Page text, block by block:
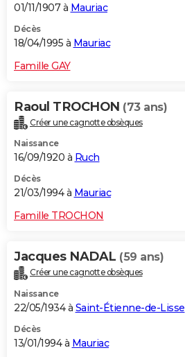
01/11/1907 à Mauriac
Décès
18/04/1995 à Mauriac
Famille GAY
Raoul TROCHON (73 ans)
Créer une cagnotte obsèques
Naissance
16/09/1920 à Ruch
Décès
21/03/1994 à Mauriac
Famille TROCHON
Jacques NADAL (59 ans)
Créer une cagnotte obsèques
Naissance
22/05/1934 à Saint-Étienne-de-Lisse
Décès
13/01/1994 à Mauriac